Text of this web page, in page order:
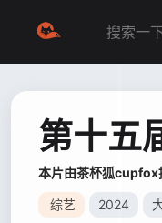
第十五
本片由茶杯狐cupfox
综艺 2024